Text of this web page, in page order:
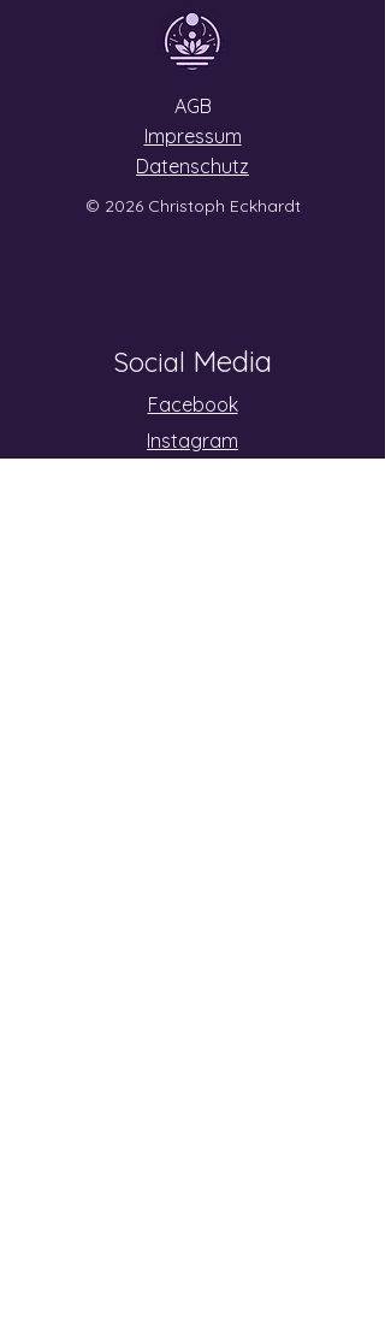
AGB
Impressum
Datenschutz
© 2026 Christoph Eckhardt
Social Media
Facebook
Instagram